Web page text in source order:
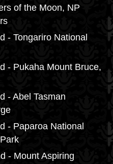
of the Moon, NP
- Tongariro National
- Pukaha Mount Bruce,
- Abel Tasman
- Paparoa National
- Mount Aspiring